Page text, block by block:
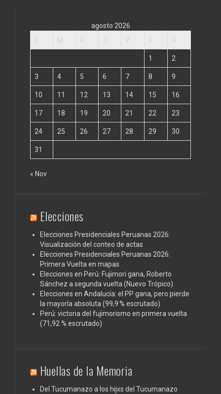
agosto 2026
1 2
3 4 5 6 7 8 9
10 11 12 13 14 15 16
17 18 19 20 21 22 23
24 25 26 27 28 29 30
31
« Nov
Elecciones
Elecciones Presidenciales Peruanas 2026:
Visualización del conteo de actas
Elecciones Presidenciales Peruanas 2026:
Primera Vuelta en mapas
Elecciones en Perú: Fujimori gana, Roberto
Sánchez a segunda vuelta (Nuevo Trópico)
Elecciones en Andalucía: el PP gana, pero pierde
la mayoría absoluta (99,9 % escrutado)
Perú: victoria del fujimorismo en primera vuelta
(71,92 % escrutado)
Huellas de la Memoria
Del Tucumanazo a los hijxs del Tucumanazo